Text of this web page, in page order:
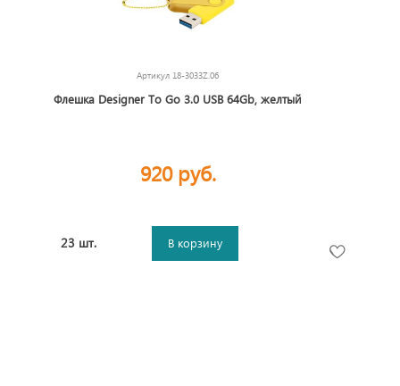
Артикул 18-3033Z.06
Флешка Designer To Go 3.0 USB 64Gb, желтый
920 руб.
23 шт. В корзину